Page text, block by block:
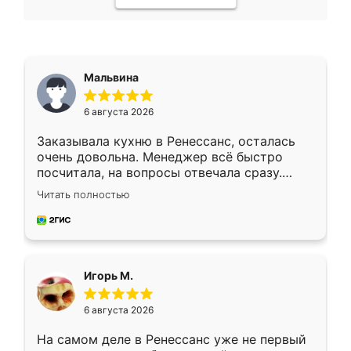
Мальвина
6 августа 2026
Заказывала кухню в Ренессанс, осталась
очень довольна. Менеджер всё быстро
посчитала, на вопросы отвечала сразу.
Замерщик приехал в субботу, подошёл к
делу со всей ответственностью. Собрали
за день, ребята работали аккуратно, даже
Читать полностью
Игорь М.
6 августа 2026
На самом деле в Ренессанс уже не первый